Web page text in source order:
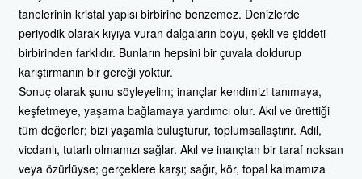
tanelerinin kristal yapısı birbirine benzemez. Denizlerde
periyodik olarak kıyıya vuran dalgaların boyu, şekli ve şiddeti
birbirinden farklıdır. Bunların hepsini bir çuvala doldurup
karıştırmanın bir gereği yoktur.
Sonuç olarak şunu söyleyelim; inançlar kendimizi tanımaya,
keşfetmeye, yaşama bağlamaya yardımcı olur. Akıl ve ürettiği
tüm değerler; bizi yaşamla buluşturur, toplumsallaştırır. Adil,
vicdanlı, tutarlı olmamızı sağlar. Akıl ve inançtan bir taraf noksan
veya özürlüyse; gerçeklere karşı; sağır, kör, topal kalmamıza